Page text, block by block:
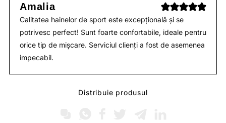
Amalia
Calitatea hainelor de sport este excepțională și se
potrivesc perfect! Sunt foarte confortabile, ideale pentru
orice tip de mișcare. Serviciul clienți a fost de asemenea
impecabil.
Distribuie produsul